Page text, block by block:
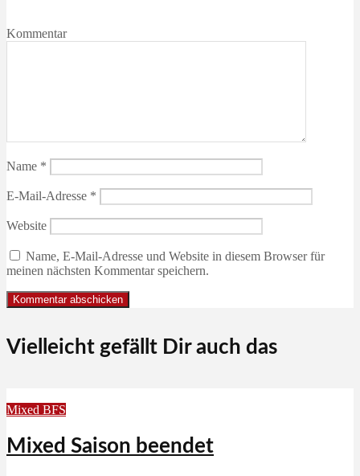
Kommentar
Name *
E-Mail-Adresse *
Website
Name, E-Mail-Adresse und Website in diesem Browser für
meinen nächsten Kommentar speichern.
Vielleicht gefällt Dir auch das
Mixed BFS
Mixed Saison beendet